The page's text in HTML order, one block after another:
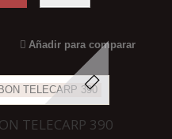
Añadir para comparar
TELECARP 390